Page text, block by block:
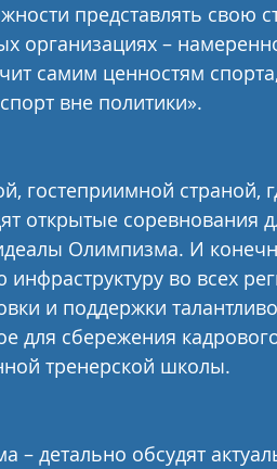
представлять свою
организациях –
самим ценностям
вне политики».
гостеприимной страной,
открытые соревнования
Олимпизма. И
во всех
и поддержки
для сбережения
тренерской школы.
– детально обсудят